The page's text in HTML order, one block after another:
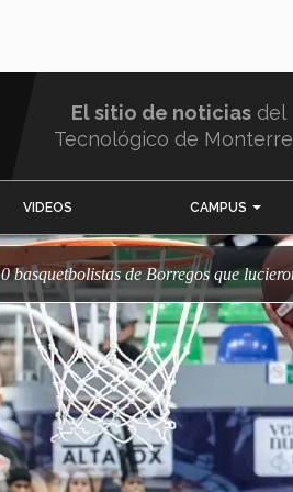
El sitio de noticias del
Tecnológico de
VIDEOS CAMPUS
10 basquetbolistas de Borregos que